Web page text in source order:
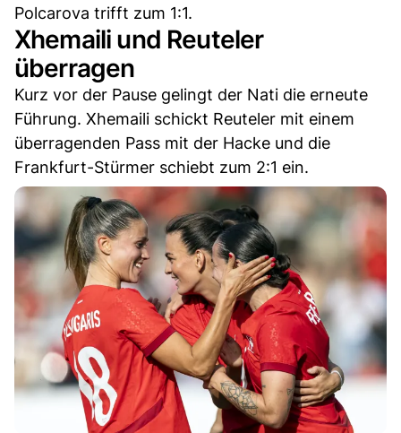
Polcarova trifft zum 1:1.
Xhemaili und Reuteler
überragen
Kurz vor der Pause gelingt der Nati die erneute
Führung. Xhemaili schickt Reuteler mit einem
überragenden Pass mit der Hacke und die
Frankfurt-Stürmer schiebt zum 2:1 ein.